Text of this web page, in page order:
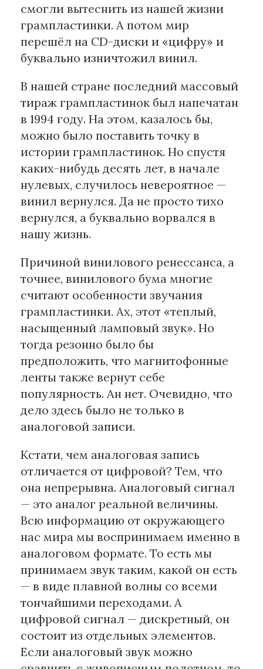
смогли вытеснить из нашей жизни
грампластинки. А потом мир
перешёл на CD-диски и «цифру» и
буквально изничтожил винил.
В нашей стране последний массовый
тираж грампластинок был напечатан
в 1994 году. На этом, казалось бы,
можно было поставить точку в
истории грампластинок. Но спустя
каких-нибудь десять лет, в начале
нулевых, случилось невероятное —
винил вернулся. Да не просто тихо
вернулся, а буквально ворвался в
нашу жизнь.
Причиной винилового ренессанса, а
точнее, винилового бума многие
считают особенности звучания
грампластинки. Ах, этот «теплый,
насыщенный ламповый звук». Но
тогда резонно было бы
предположить, что магнитофонные
ленты также вернут себе
популярность. Ан нет. Очевидно, что
дело здесь было не только в
аналоговой записи.
Кстати, чем аналоговая запись
отличается от цифровой? Тем, что
она непрерывна. Аналоговый сигнал
— это аналог реальной величины.
Всю информацию от окружающего
нас мира мы воспринимаем именно в
аналоговом формате. То есть мы
принимаем звук таким, какой он есть
— в виде плавной волны со всеми
тончайшими переходами. А
цифровой сигнал — дискретный, он
состоит из отдельных элементов.
Если аналоговый звук можно